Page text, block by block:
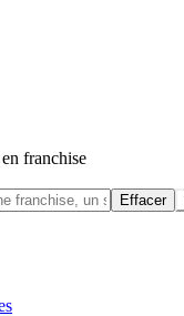
franchise
Effacer